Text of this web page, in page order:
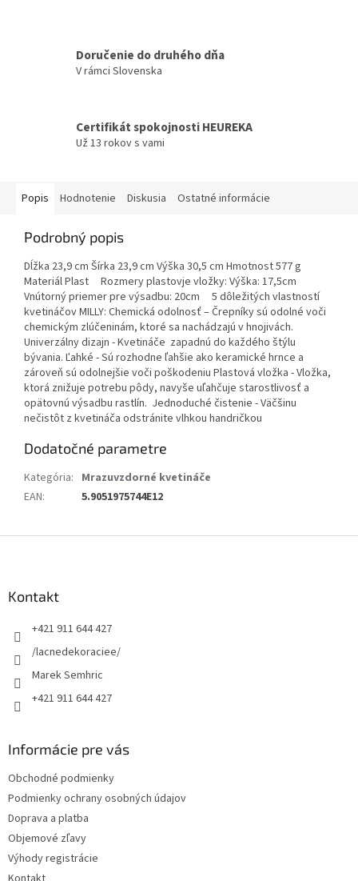
Doručenie do druhého dňa
V rámci Slovenska
Certifikát spokojnosti HEUREKA
Už 13 rokov s vami
Popis Hodnotenie Diskusia Ostatné informácie
Podrobný popis
Dĺžka 23,9 cm Šírka 23,9 cm Výška 30,5 cm Hmotnost 577 g
Materiál Plast Rozmery plastovje vložky: Výška: 17,5cm
Vnútorný priemer pre výsadbu: 20cm 5 dôležitých vlastností
kvetináčov MILLY: Chemická odolnosť – Črepníky sú odolné voči
chemickým zlúčeninám, ktoré sa nachádzajú v hnojivách.
Univerzálny dizajn - Kvetináče zapadnú do každého štýlu
bývania. Ľahké - Sú rozhodne ľahšie ako keramické hrnce a
zároveň sú odolnejšie voči poškodeniu Plastová vložka - Vložka,
ktorá znižuje potrebu pôdy, navyše uľahčuje starostlivosť a
opätovnú výsadbu rastlín. Jednoduché čistenie - Väčšinu
nečistôt z kvetináča odstránite vlhkou handričkou
Dodatočné parametre
Kategória: Mrazuvzdorné kvetináče
EAN: 5.9051975744E12
Kontakt
+421 911 644 427
/lacnedekoraciee/
Marek Semhric
+421 911 644 427
Informácie pre vás
Obchodné podmienky
Podmienky ochrany osobných údajov
Doprava a platba
Objemové zľavy
Výhody registrácie